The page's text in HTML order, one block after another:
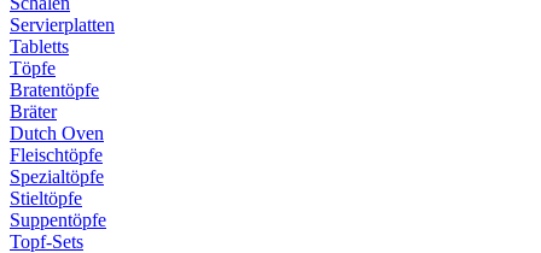
Servierplatten
Tabletts
Töpfe
Bratentöpfe
Bräter
Dutch Oven
Fleischtöpfe
Spezialtöpfe
Stieltöpfe
Suppentöpfe
Topf-Sets